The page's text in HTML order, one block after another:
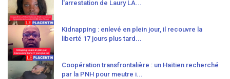
l'arrestation de Laury LA...
Kidnapping : enlevé en plein jour, il recouvre la
liberté 17 jours plus tard...
Coopération transfrontalière : un Haïtien recherché
par la PNH pour meutre i...